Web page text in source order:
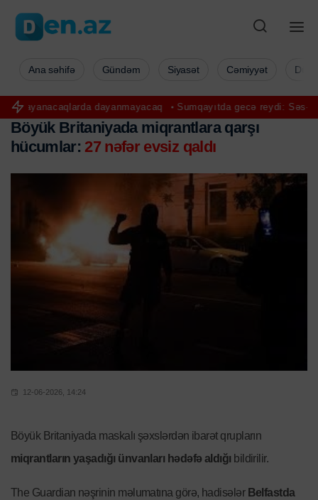
dayanmayacaq Sumqayıtda gecə reydi: Səs-küy yaradan 30-
Ana səhifə Gündəm Siyasət Cəmiyyət
Böyük Britaniyada miqrantlara qarşı
hücumlar: 27 nəfər evsiz qaldı
12-06-2026, 14:24
Böyük Britaniyada maskalı şəxslərdən ibarət qrupların
miqrantların yaşadığı ünvanları hədəfə aldığı bildirilir.
The Guardian nəşrinin məlumatına görə, hadisələr Belfastda